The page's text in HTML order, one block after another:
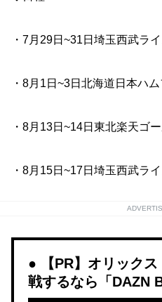
・7月29日~31日埼玉西武ラ
・8月1日~3日北海道日本ハ
・8月13日~14日東北楽天ゴ
・8月15日~17日埼玉西武ラ
【PR】オリック
戦するなら「DAZN